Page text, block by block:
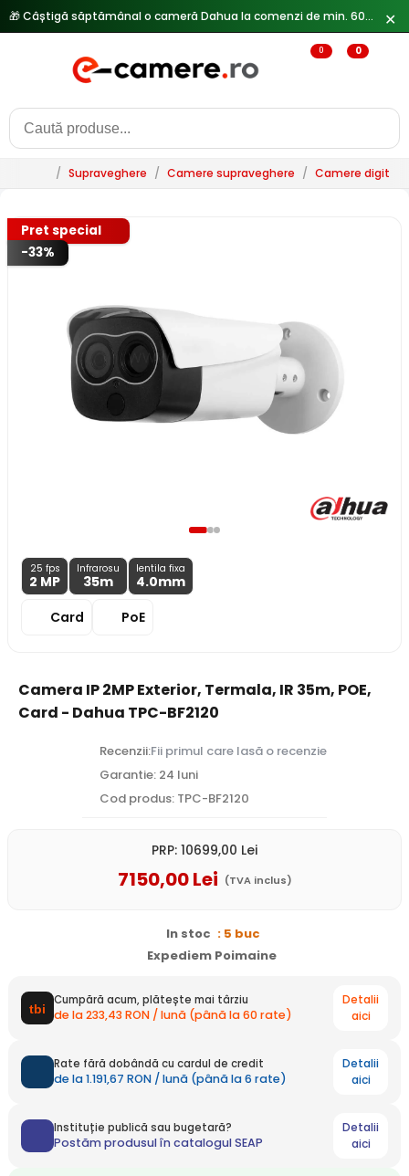
✕
0 0
/ Supraveghere / Camere supraveghere / Camere digitale
Pret special
-33%
25 fps
2 MP
Infrarosu
35m
lentila fixa
4.0mm
Card
PoE
Camera IP 2MP Exterior, Termala, IR 35m, POE,
Card - Dahua TPC-BF2120
Recenzii:Fii primul care lasă o recenzie
Garantie: 24 luni
Cod produs: TPC-BF2120
PRP: 10699,00 Lei
7150,00Lei (TVA inclus)
In stoc : 5 buc
Expediem Poimaine
Cumpără acum, plătește mai târziu
de la 233,43 RON / lună (până la 60 rate)
Detalii
aici
Rate fără dobândă cu cardul de credit
de la 1.191,67 RON / lună (până la 6 rate)
Detalii
aici
Instituție publică sau bugetară?
Postăm produsul în catalogul SEAP
Detalii
aici